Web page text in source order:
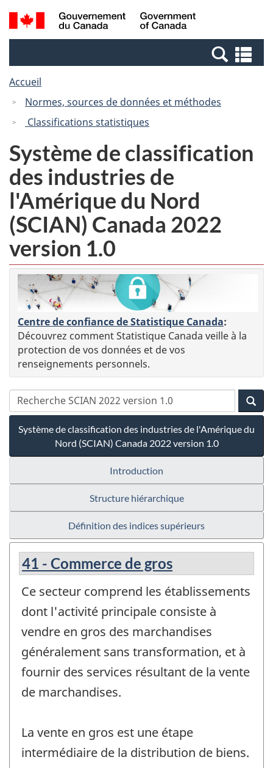
Passer
au
Passer
à
Canada
Recherche
et
et
Accueil
Normes, sources de données et méthodes
Classifications statistiques
Système de classification
des industries de
l'Amérique du Nord
(SCIAN) Canada 2022
version 1.0
Centre de confiance de Statistique Canada:
Découvrez comment Statistique Canada veille à la
protection de vos données et de vos
renseignements personnels.
Système de classification des industries de l'Amérique du
Nord (SCIAN) Canada 2022 version 1.0
Introduction
Structure hiérarchique
Définition des indices supérieurs
41 - Commerce de gros
Ce secteur comprend les établissements
dont l'activité principale consiste à
vendre en gros des marchandises
généralement sans transformation, et à
fournir des services résultant de la vente
de marchandises.
La vente en gros est une étape
intermédiaire de la distribution de biens.